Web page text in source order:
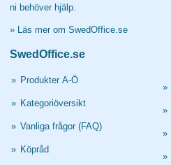
ni behöver hjälp.
» Läs mer om SwedOffice.se
SwedOffice.se
» Produkter A-Ö
» Kategoriöversikt
» Vanliga frågor (FAQ)
» Köpråd
»
»
»
»